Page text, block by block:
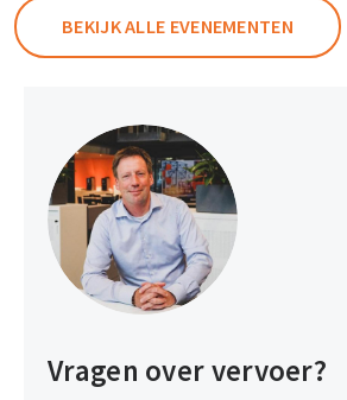
BEKIJK ALLE EVENEMENTEN
Vragen over vervoer?